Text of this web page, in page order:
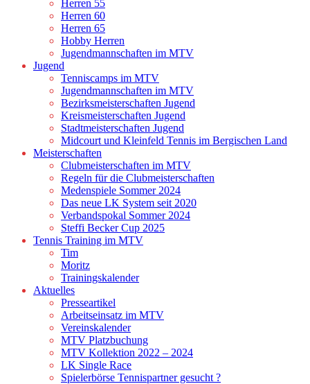
Herren 55
Herren 60
Herren 65
Hobby Herren
Jugendmannschaften im MTV
Jugend
Tenniscamps im MTV
Jugendmannschaften im MTV
Bezirksmeisterschaften Jugend
Kreismeisterschaften Jugend
Stadtmeisterschaften Jugend
Midcourt und Kleinfeld Tennis im Bergischen Land
Meisterschaften
Clubmeisterschaften im MTV
Regeln für die Clubmeisterschaften
Medenspiele Sommer 2024
Das neue LK System seit 2020
Verbandspokal Sommer 2024
Steffi Becker Cup 2025
Tennis Training im MTV
Tim
Moritz
Trainingskalender
Aktuelles
Presseartikel
Arbeitseinsatz im MTV
Vereinskalender
MTV Platzbuchung
MTV Kollektion 2022 – 2024
LK Single Race
Spielerbörse Tennispartner gesucht ?